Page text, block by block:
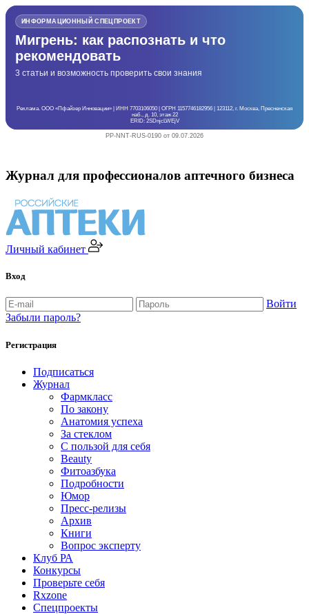
ИНФОРМАЦИОННЫЙ СПЕЦПРОЕКТ
Мигрень: как распознать и что
рекомендовать
3 статьи и возможность проверить свои знания
Реклама. ООО «Пфайзер Инновации» | ИНН 7703106050 | ОГРН 1157746182956 | 123112, г. Москва, Пресненская
наб., д. 10, этаж 22
ERID: 2SDnjcLWEjV
PP-NNT-RUS-0190 от 09.07.2026
Журнал для профессионалов аптечного бизнеса
Личный кабинет
Вход
Войти
Забыли пароль?
Регистрация
Подписаться
Журнал
Фармкласс
По закону
Анатомия успеха
За стеклом
С пользой для себя
Beauty
Фитоазбука
Подробности
Юмор
Пресс-релизы
Архив
Книги
Вопрос эксперту
Клуб РА
Конкурсы
Проверьте себя
Rxzone
Спецпроекты